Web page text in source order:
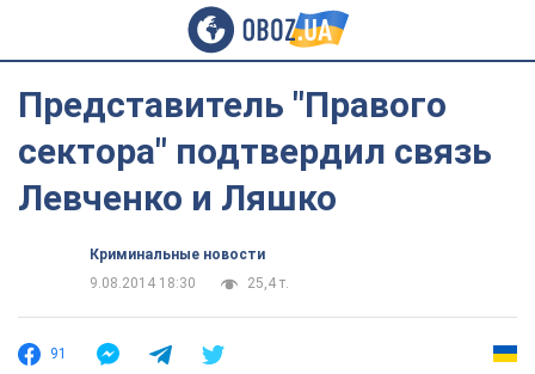
Представитель "Правого
сектора" подтвердил связь
Левченко и Ляшко
Криминальные новости
9.08.2014 18:30
25,4 т.
91